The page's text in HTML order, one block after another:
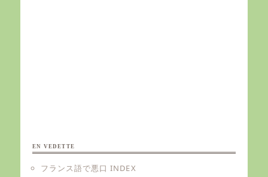
EN VEDETTE
フランス語で悪口 INDEX